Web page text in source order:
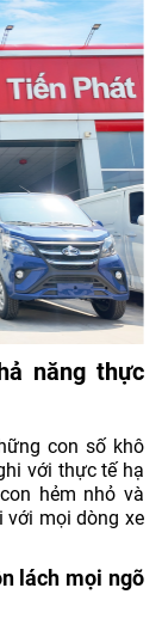
năng thực
con số khô
với thực tế hạ
hẻm nhỏ và
với mọi dòng xe
lách mọi ngõ